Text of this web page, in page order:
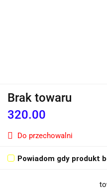
Brak towaru
320.00
Do przechowalni
Powiadom gdy produkt